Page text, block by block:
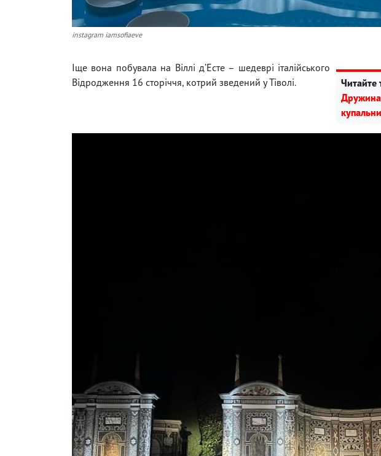
instagram iamsofiaeve
Читайте
Дружина
Іще вона побувала на Віллі д’Есте – шедеврі італійського
Відродження 16 сторіччя, котрий зведений у Тіволі.